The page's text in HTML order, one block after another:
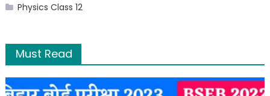
Physics Class 12
Must Read